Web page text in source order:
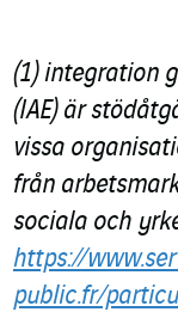
(1)integration
(IAE) är
vissa
från
sociala och
https://
public.fr/